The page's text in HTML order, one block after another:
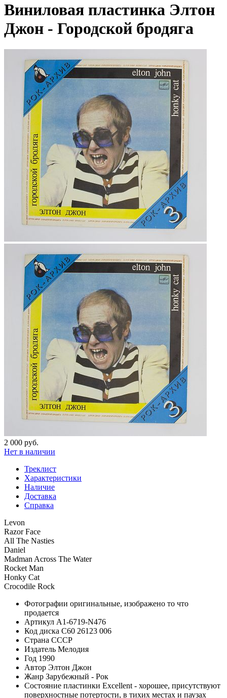
Виниловая пластинка Элтон
Джон - Городской бродяга
2 000 руб.
Нет в наличии
Треклист
Характеристики
Наличие
Доставка
Справка
Levon
Razor Face
All The Nasties
Daniel
Madman Across The Water
Rocket Man
Honky Cat
Crocodile Rock
Фотографии оригинальные, изображено то что
продается
Артикул A1-6719-N476
Код диска С60 26123 006
Страна СССР
Издатель Мелодия
Год 1990
Автор Элтон Джон
Жанр Зарубежный - Рок
Состояние пластинки Excellent - хорошее, присутствуют
поверхностные потертости, в тихих местах и паузах